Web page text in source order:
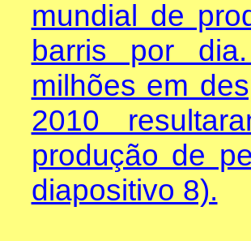
mundial de
barris por
milhões em
2010
produção de
diapositivo 8).